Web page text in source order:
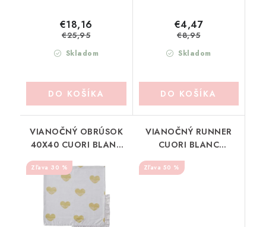
Skladom
€18,16
€25,95
DO KOŠÍKA
Skladom
€4,47
€8,95
DO KOŠÍKA
VIANOČNÝ OBRÚSOK
40X40 CUORI BLANC
30 %
VIANOČNÝ RUNNER
CUORI BLANC
50 %